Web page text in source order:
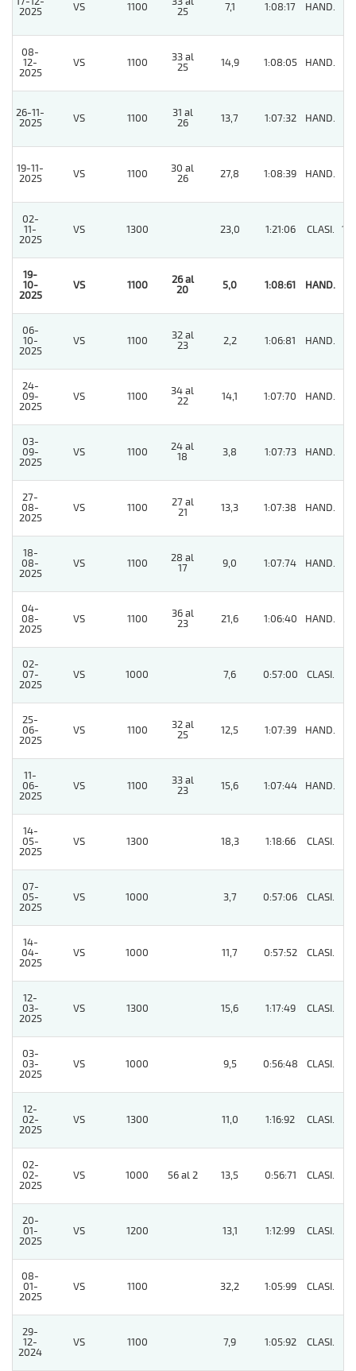
2025
VS 1100
25
7,1 1:08:17 HAND.
08-
12-
2025
VS 1100
33 al
25
14,9 1:08:05 HAND.
26-11-
2025
VS 1100
31 al
26
13,7 1:07:32 HAND.
19-11-
2025
VS 1100
30 al
26
27,8 1:08:39 HAND.
02-
11-
2025
VS 1300 23,0 1:21:06 CLASI. 10
19-
10-
2025
VS 1100
26 al
20
5,0 1:08:61 HAND.
06-
10-
2025
VS 1100
32 al
23
2,2 1:06:81 HAND.
24-
09-
2025
VS 1100
34 al
22
14,1 1:07:70 HAND.
03-
09-
2025
VS 1100
24 al
18
3,8 1:07:73 HAND.
27-
08-
2025
VS 1100
27 al
21
13,3 1:07:38 HAND.
18-
08-
2025
VS 1100
28 al
17
9,0 1:07:74 HAND.
04-
08-
2025
VS 1100
36 al
23
21,6 1:06:40 HAND.
02-
07-
2025
VS 1000 7,6 0:57:00 CLASI.
25-
06-
2025
VS 1100
32 al
25
12,5 1:07:39 HAND.
11-
06-
2025
VS 1100
33 al
23
15,6 1:07:44 HAND.
14-
05-
2025
VS 1300 18,3 1:18:66 CLASI.
07-
05-
2025
VS 1000 3,7 0:57:06 CLASI.
14-
04-
2025
VS 1000 11,7 0:57:52 CLASI.
12-
03-
2025
VS 1300 15,6 1:17:49 CLASI.
03-
03-
2025
VS 1000 9,5 0:56:48 CLASI.
12-
02-
2025
VS 1300 11,0 1:16:92 CLASI.
02-
02-
2025
VS 1000 56 al 2 13,5 0:56:71 CLASI.
20-
01-
2025
VS 1200 13,1 1:12:99 CLASI.
08-
01-
2025
VS 1100 32,2 1:05:99 CLASI.
29-
12-
2024
VS 1100 7,9 1:05:92 CLASI.